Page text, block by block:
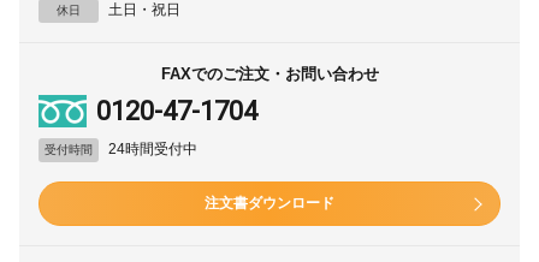
休日 土日・祝日
FAXでのご注文・お問い合わせ
0120-47-1704
受付時間 24時間受付中
注文書ダウンロード